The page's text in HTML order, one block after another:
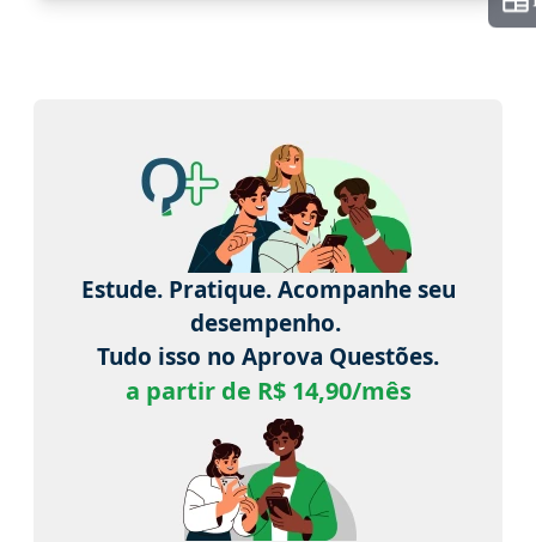
Estude. Pratique. Acompanhe seu
desempenho.
Tudo isso no Aprova Questões.
a partir de R$ 14,90/mês